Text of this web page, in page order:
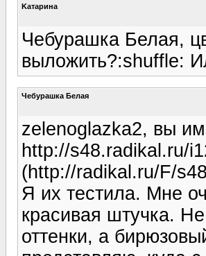
Kатарина
Чебурашка Белая,
выложить?:shuffle:
Чебурашка Белая
zelenoglazka2, вы
http://s48.radikal.ru/
(http://radikal.ru/F/
Я их тестила. Мне
красивая штучка.
оттенки, а